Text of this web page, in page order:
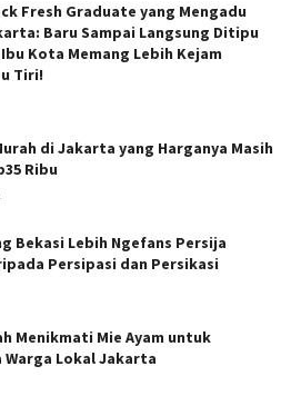
Fresh Graduate yang Mengadu
Baru Sampai Langsung Ditipu
Kota Memang Lebih Kejam
Tiri!
di Jakarta yang Harganya Masih
Ribu
Bekasi Lebih Ngefans Persija
Persipasi dan Persikasi
Menikmati Mie Ayam untuk
Warga Lokal Jakarta